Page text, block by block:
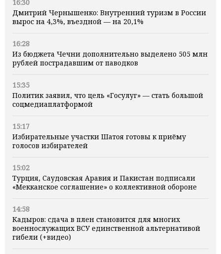
16:30
Дмитрий Чернышенко: Внутренний туризм в России
вырос на 4,3%, въездной — на 20,1%
16:28
Из бюджета Чечни дополнительно выделено 505 млн
рублей пострадавшим от паводков
15:35
Политик заявил, что цель «Госулуг» — стать большой
соцмедиаплатформой
15:17
Избирательные участки Шатоя готовы к приёму
голосов избирателей
15:02
Турция, Саудовская Аравия и Пакистан подписали
«Мекканское соглашение» о коллективной обороне
14:58
Кадыров: сдача в плен становится для многих
военнослужащих ВСУ единственной альтернативой
гибели (+видео)